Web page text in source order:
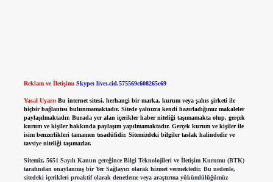
Reklam ve İletişim: Skype: live:.cid.575569c608265c69
Yasal Uyarı: Bu internet sitesi, herhangi bir marka, kurum veya şahıs şirketi ile
hiçbir bağlantısı bulunmamaktadır. Sitede yalnızca kendi hazırladığımız makaleler
paylaşılmaktadır. Burada yer alan içerikler haber niteliği taşımamakta olup, gerçek
kurum ve kişiler hakkında paylaşım yapılmamaktadır. Gerçek kurum ve kişiler ile
isim benzerlikleri tamamen tesadüfidir. Sitemizdeki bilgiler taslak halindedir ve
tavsiye niteliği taşımazlar.
Sitemiz, 5651 Sayılı Kanun gereğince Bilgi Teknolojileri ve İletişim Kurumu (BTK)
tarafından onaylanmış bir Yer Sağlayıcı olarak hizmet vermektedir. Bu nedenle,
sitedeki içerikleri proaktif olarak denetleme veya araştırma yükümlülüğümüz